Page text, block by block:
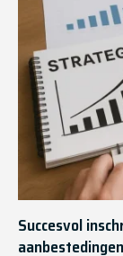
Succesvol